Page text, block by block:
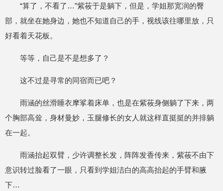
“算了，不看了…”紫莜于是躺下，但是，学姐那宽润的臀
部，就坐在她身边，她也不知道自己的手，视线该往哪里放，只
好看着天花板。
等等，自己是不是想多了？
这不过是寻常的同宿而已吧？
雨涵的丝滑睡衣摩挲着床单，也是在紫莜身侧躺了下来，两
个胸部高耸，身材曼妙，玉腿修长的女人就这样直挺挺的并排躺
在一起。
雨涵抬起双臂，少许调整长发，阵阵发香传来，紫莜不由下
意识转过脸看了一眼，只看到学姐洁白的高高抬起的手臂和腋
下…